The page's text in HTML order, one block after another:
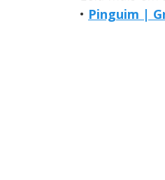
• Pinguim |